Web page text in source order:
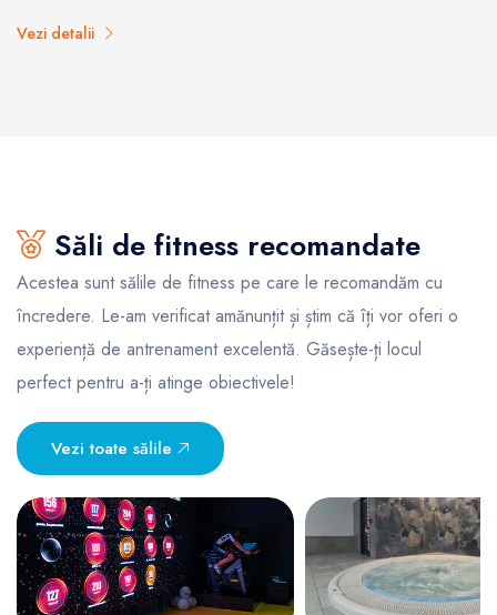
Vezi detalii
Săli de fitness recomandate
Acestea sunt sălile de fitness pe care le recomandăm cu
încredere. Le-am verificat amănunțit și știm că îți vor oferi o
experiență de antrenament excelentă. Găsește-ți locul
perfect pentru a-ți atinge obiectivele!
Vezi toate sălile